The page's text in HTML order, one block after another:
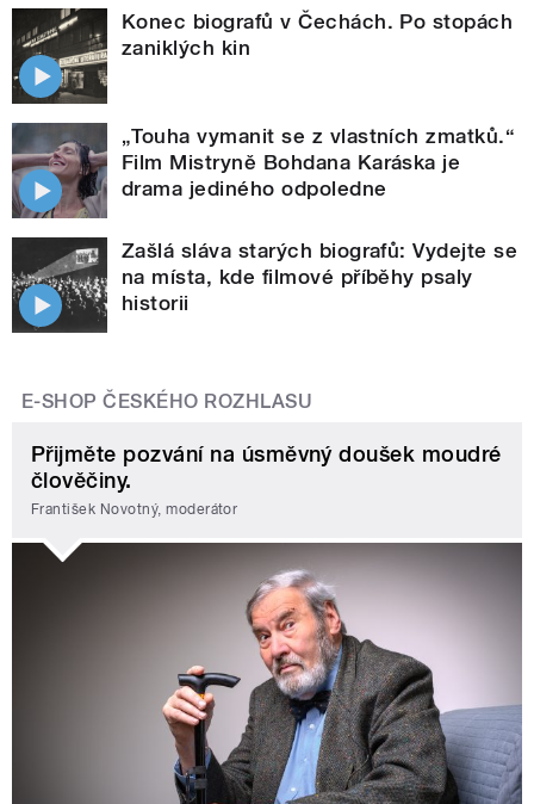
Konec biografů v Čechách. Po stopách
zaniklých kin
„Touha vymanit se z vlastních zmatků.“
Film Mistryně Bohdana Karáska je
drama jediného odpoledne
Zašlá sláva starých biografů: Vydejte se
na místa, kde filmové příběhy psaly
historii
E-SHOP ČESKÉHO ROZHLASU
Přijměte pozvání na úsměvný doušek moudré
člověčiny.
František Novotný, moderátor